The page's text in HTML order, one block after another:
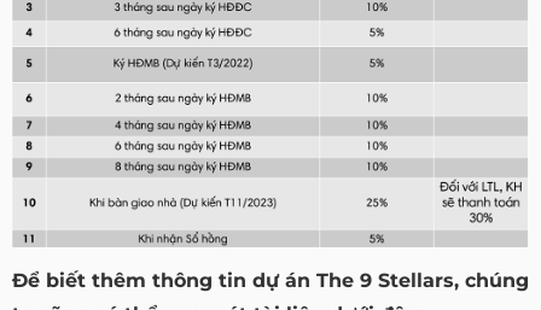
Để biết thêm thông tin dự án The 9 Stellars, chúng